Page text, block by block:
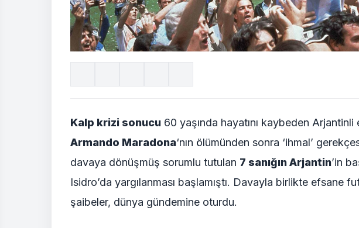
Kalp krizi sonucu 60 yaşında hayatını kaybeden
Armando Maradona‘nın ölümünden sonra ‘ihmal’
davaya dönüşmüş sorumlu tutulan 7 sanığın Arjantin’in
Isidro’da yargılanması başlamıştı. Davayla birlikte efsane
şaibeler, dünya gündemine oturdu.